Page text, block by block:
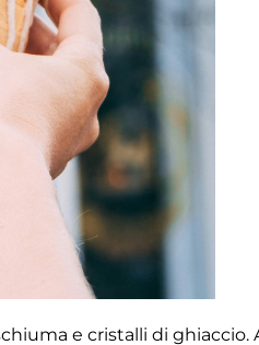
e cristalli di ghiaccio.